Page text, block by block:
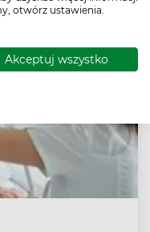
otwórz ustawienia.
Akceptuj wszystko